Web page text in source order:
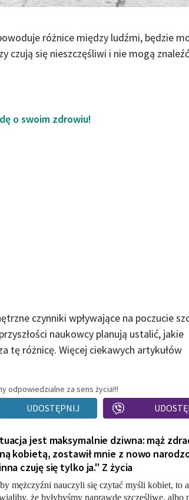
różnice między ludźmi, będzie
się nieszczęśliwi i nie mogą
o swoim zdrowiu!
czynniki wpływające na poczucie
naukowcy planują ustalić, jakie
tę różnicę. Więcej ciekawych artykułów
odpowiedzialne za sens życia!!!
UDOSTĘPNIJ
jest maksymalnie dziwna: mąż
kobietą, zostawił mnie z nowo
czuję się tylko ja." Z życia
mężczyźni nauczyli się czytać myśli kobiet, to
że byłybyśmy naprawdę szczęśliwe, albo